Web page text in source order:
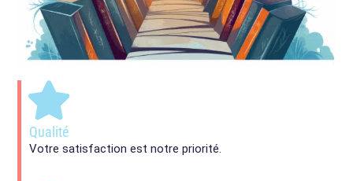
Qualité
Votre satisfaction est notre priorité.